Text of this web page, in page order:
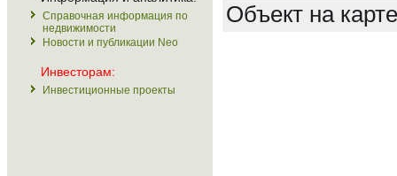
Справочная информация по
недвижимости
Новости и публикации Neo
Инвесторам:
Инвестиционные проекты
Объект на карте